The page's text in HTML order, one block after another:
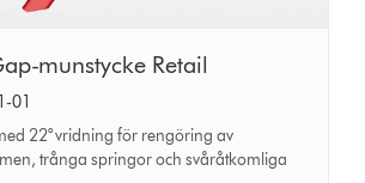
munstycke Retail
01
22° vridning för rengöring av
trånga springor och svåråtkomliga